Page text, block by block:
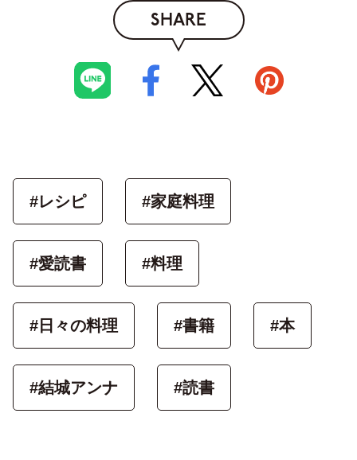
SHARE
#レシピ #家庭料理
#愛読書 #料理
#日々の料理 #書籍 #本
#結城アンナ #読書